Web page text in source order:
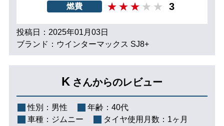
燃費 3
投稿日：2025年01月03日
ブランド：ウインターマックス SJ8+
K さんからのレビュー
性別： 男性 年齢： 40代
車種： ジムニー タイヤ使用月数： 1ヶ月